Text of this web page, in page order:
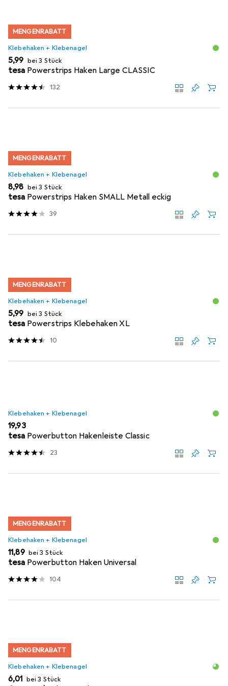
MENGENRABATT
Klebehaken + Klebenagel
EUR
5,99 bei 3 Stück
tesa Powerstrips Haken Large CLASSIC
132
MENGENRABATT
Klebehaken + Klebenagel
EUR
8,98 bei 3 Stück
tesa Powerstrips Haken SMALL Metall eckig
39
MENGENRABATT
Klebehaken + Klebenagel
EUR
5,99 bei 3 Stück
tesa Powerstrips Klebehaken XL
10
Klebehaken + Klebenagel
EUR
19,93
tesa Powerbutton Hakenleiste Classic
23
MENGENRABATT
Klebehaken + Klebenagel
EUR
11,89 bei 3 Stück
tesa Powerbutton Haken Universal
104
MENGENRABATT
Klebehaken + Klebenagel
EUR
6,01 bei 3 Stück